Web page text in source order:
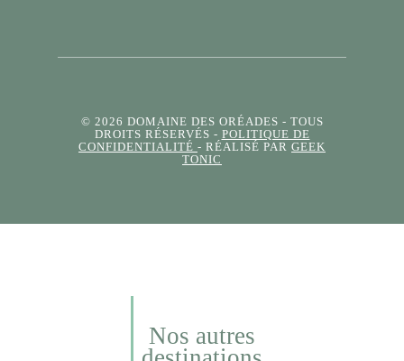
© 2026 DOMAINE DES ORÉADES - TOUS
DROITS RÉSERVÉS - POLITIQUE DE
CONFIDENTIALITÉ - RÉALISÉ PAR GEEK
TONIC
Nos autres